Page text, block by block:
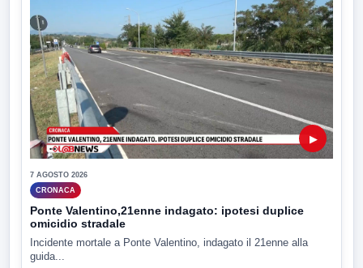
▶
7 AGOSTO 2026
CRONACA
Ponte Valentino,21enne indagato: ipotesi duplice
omicidio stradale
Incidente mortale a Ponte Valentino, indagato il 21enne alla
guida...